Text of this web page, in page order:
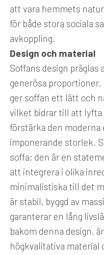
att vara hemmets
för både stora sociala
avkoppling.
Design och material
Soffans design präglas
generösa
ger soffan ett lätt och
vilket bidrar till att
förstärka den
imponerande storlek.
soffa; den är en
att integrera i olika
minimalistiska till det
är stabil, byggd av
garanterar en lång
bakom denna design,
högkvalitativa material